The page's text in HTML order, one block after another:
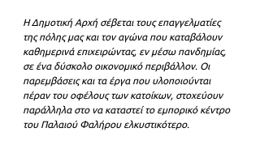
Η Δημοτική Αρχή σέβεται τους επαγγελματίες
της πόλης μας και τον αγώνα που καταβάλουν
καθημερινά επιχειρώντας, εν μέσω πανδημίας,
σε ένα δύσκολο οικονομικό περιβάλλον. Οι
παρεμβάσεις και τα έργα που υλοποιούνται
πέραν του οφέλους των κατοίκων, στοχεύουν
παράλληλα στο να καταστεί το εμπορικό κέντρο
του Παλαιού Φαλήρου ελκυστικότερο.